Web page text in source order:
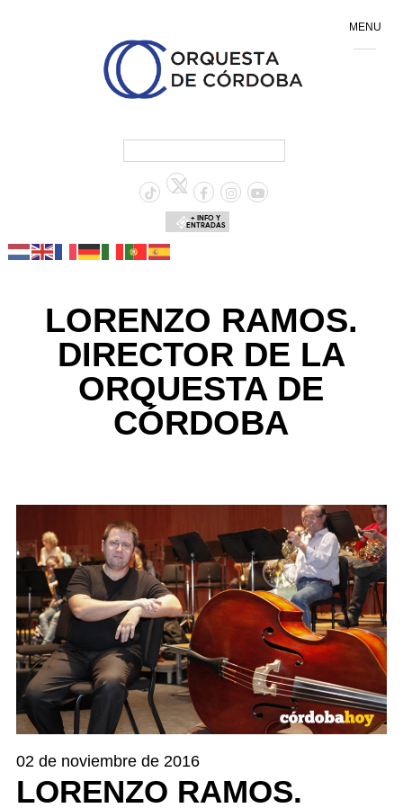
+ INFO Y
ENTRADAS
LORENZO RAMOS.
DIRECTOR DE LA
ORQUESTA DE
CÓRDOBA
02 de noviembre de 2016
LORENZO RAMOS.
MENU